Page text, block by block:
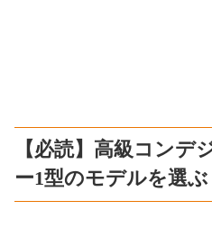
【必読】高級コンデ
ー1型のモデルを選ぶ